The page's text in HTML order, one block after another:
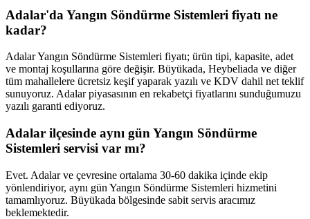
Adalar'da Yangın Söndürme Sistemleri fiyatı ne
kadar?
Adalar Yangın Söndürme Sistemleri fiyatı; ürün tipi, kapasite, adet
ve montaj koşullarına göre değişir. Büyükada, Heybeliada ve diğer
tüm mahallelere ücretsiz keşif yaparak yazılı ve KDV dahil net teklif
sunuyoruz. Adalar piyasasının en rekabetçi fiyatlarını sunduğumuzu
yazılı garanti ediyoruz.
Adalar ilçesinde aynı gün Yangın Söndürme
Sistemleri servisi var mı?
Evet. Adalar ve çevresine ortalama 30-60 dakika içinde ekip
yönlendiriyor, aynı gün Yangın Söndürme Sistemleri hizmetini
tamamlıyoruz. Büyükada bölgesinde sabit servis aracımız
beklemektedir.